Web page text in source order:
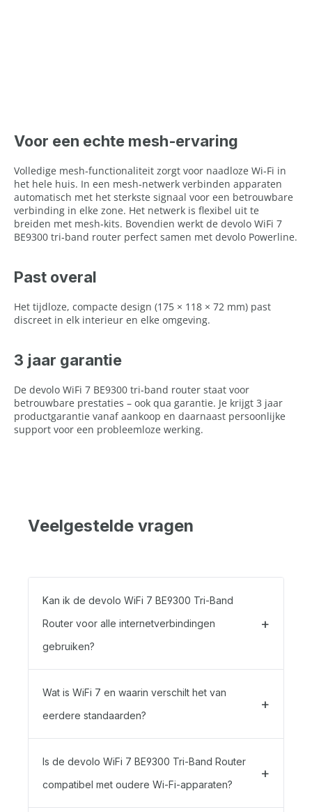
Voor een echte mesh‑ervaring
Volledige mesh‑functionaliteit zorgt voor naadloze Wi‑Fi in
het hele huis. In een mesh‑netwerk verbinden apparaten
automatisch met het sterkste signaal voor een betrouwbare
verbinding in elke zone. Het netwerk is flexibel uit te
breiden met mesh‑kits. Bovendien werkt de devolo WiFi 7
BE9300 tri‑band router perfect samen met devolo Powerline.
Past overal
Het tijdloze, compacte design (175 × 118 × 72 mm) past
discreet in elk interieur en elke omgeving.
3 jaar garantie
De devolo WiFi 7 BE9300 tri‑band router staat voor
betrouwbare prestaties – ook qua garantie. Je krijgt 3 jaar
productgarantie vanaf aankoop en daarnaast persoonlijke
support voor een probleemloze werking.
Veelgestelde vragen
Kan ik de devolo WiFi 7 BE9300 Tri-Band
Router voor alle internetverbindingen
gebruiken?
Wat is WiFi 7 en waarin verschilt het van
eerdere standaarden?
Is de devolo WiFi 7 BE9300 Tri-Band Router
compatibel met oudere Wi-Fi-apparaten?